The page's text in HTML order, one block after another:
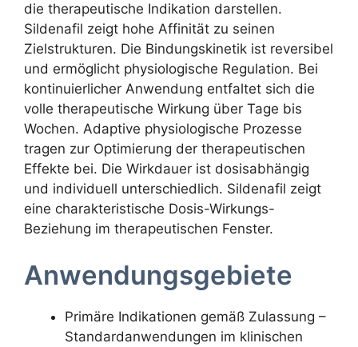
die therapeutische Indikation darstellen.
Sildenafil zeigt hohe Affinität zu seinen
Zielstrukturen. Die Bindungskinetik ist reversibel
und ermöglicht physiologische Regulation. Bei
kontinuierlicher Anwendung entfaltet sich die
volle therapeutische Wirkung über Tage bis
Wochen. Adaptive physiologische Prozesse
tragen zur Optimierung der therapeutischen
Effekte bei. Die Wirkdauer ist dosisabhängig
und individuell unterschiedlich. Sildenafil zeigt
eine charakteristische Dosis-Wirkungs-
Beziehung im therapeutischen Fenster.
Anwendungsgebiete
Primäre Indikationen gemäß Zulassung –
Standardanwendungen im klinischen